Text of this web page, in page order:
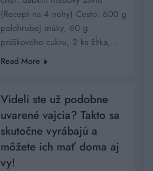
(Recept na 4 nohy) Cesto: 600 g
polohrubej múky, 60 g
práškového cukru, 2 ks žĺtka,…
Read More
Videli ste už podobne
uvarené vajcia? Takto sa
skutočne vyrábajú a
môžete ich mať doma aj
vy!